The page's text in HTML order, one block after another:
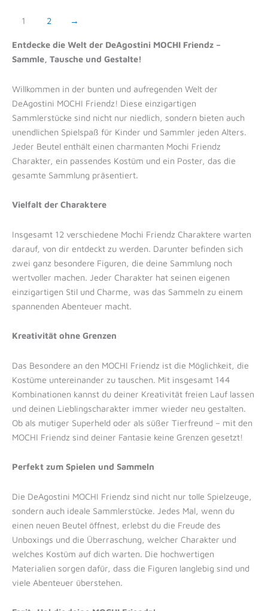
1 2 →
Entdecke die Welt der DeAgostini MOCHI Friendz –
Sammle, Tausche und Gestalte!
Willkommen in der bunten und aufregenden Welt der
DeAgostini MOCHI Friendz! Diese einzigartigen
Sammlerstücke sind nicht nur niedlich, sondern bieten auch
unendlichen Spielspaß für Kinder und Sammler jeden Alters.
Jeder Beutel enthält einen charmanten Mochi Friendz
Charakter, ein passendes Kostüm und ein Poster, das die
gesamte Sammlung präsentiert.
Vielfalt der Charaktere
Insgesamt 12 verschiedene Mochi Friendz Charaktere warten
darauf, von dir entdeckt zu werden. Darunter befinden sich
zwei ganz besondere Figuren, die deine Sammlung noch
wertvoller machen. Jeder Charakter hat seinen eigenen
einzigartigen Stil und Charme, was das Sammeln zu einem
spannenden Abenteuer macht.
Kreativität ohne Grenzen
Das Besondere an den MOCHI Friendz ist die Möglichkeit, die
Kostüme untereinander zu tauschen. Mit insgesamt 144
Kombinationen kannst du deiner Kreativität freien Lauf lassen
und deinen Lieblingscharakter immer wieder neu gestalten.
Ob als mutiger Superheld oder als süßer Tierfreund – mit den
MOCHI Friendz sind deiner Fantasie keine Grenzen gesetzt!
Perfekt zum Spielen und Sammeln
Die DeAgostini MOCHI Friendz sind nicht nur tolle Spielzeuge,
sondern auch ideale Sammlerstücke. Jedes Mal, wenn du
einen neuen Beutel öffnest, erlebst du die Freude des
Unboxings und die Überraschung, welcher Charakter und
welches Kostüm auf dich warten. Die hochwertigen
Materialien sorgen dafür, dass die Figuren langlebig sind und
viele Abenteuer überstehen.